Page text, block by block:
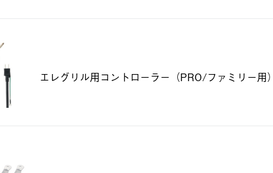
エレグリル用コントローラー（PRO/ファミリー用）